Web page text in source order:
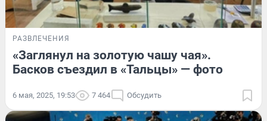
РАЗВЛЕЧЕНИЯ
«Заглянул на золотую чашу чая».
Басков съездил в «Тальцы» — фото
6 мая, 2025, 19:53 7 464 Обсудить